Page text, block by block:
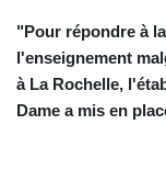
"Pour répondre à
l'enseignement
à La Rochelle,
Dame a mis en